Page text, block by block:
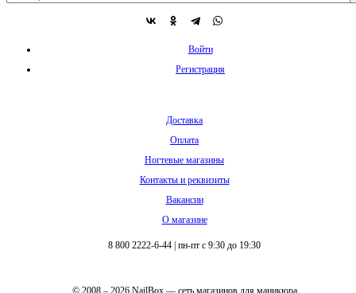
Войти
Регистрация
Доставка
Оплата
Ногтевые магазины
Контакты и реквизиты
Вакансии
О магазине
8 800 2222-6-44 пн-пт с 9:30 до 19:30
© 2008 – 2026 NailBox — сеть магазинов для маникюра